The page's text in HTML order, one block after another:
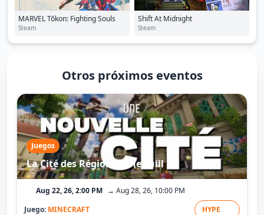
MARVEL Tōkon: Fighting Souls
Steam
Shift At Midnight
Steam
Otros próximos eventos
Juegos
La Cité des Régions - TheGuill
Aug 22, 26, 2:00 PM → Aug 28, 26, 10:00 PM
Juego: MINECRAFT HYPE